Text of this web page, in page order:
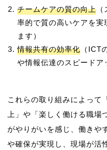
チームケアの質の向上
率的で質の高いケアを実
ます）
情報共有の効率化 （ICT
や情報伝達のスピードア
これらの取り組みによって
上」や「楽しく働ける職場
がやりがいを感じ、働きや
や確保が実現し、現場が活